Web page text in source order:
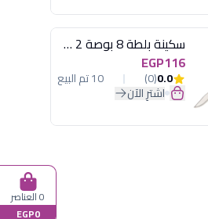
سكينة بلطة 8 بوصة 2 مسمار
EGP116
0.0
(0) 10 تم البيع
اشترِ الآن
0 العناصر
EGP0